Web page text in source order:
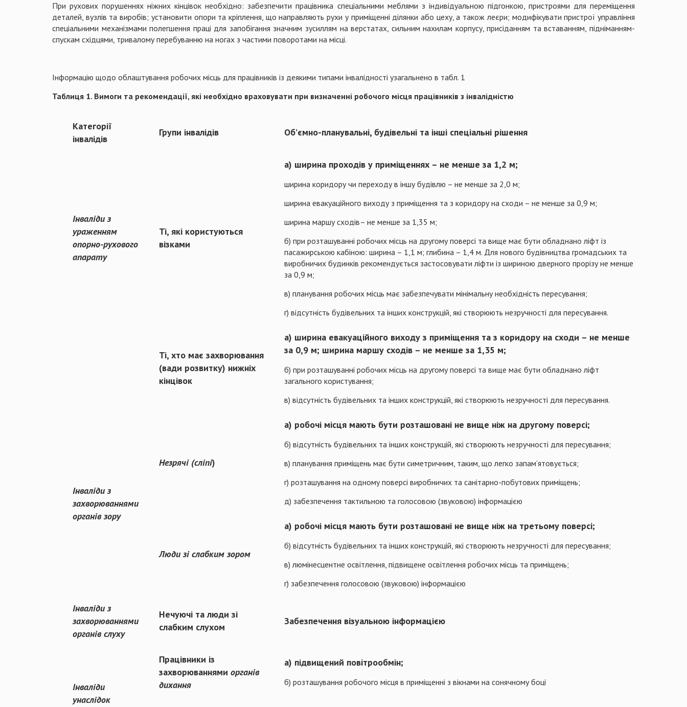
При рухових порушеннях ніжних кінцівок необхідно: забезпечити працівника спеціальними меблями з індивідуальною підгонкою, пристроями для переміщення
деталей, вузлів та виробів; установити опори та кріплення, що направляють рухи у приміщенні ділянки або цеху, а також леєри; модифікувати пристрої управління
спеціальними механізмами полегшення праці для запобігання значним зусиллям на верстатах, сильним нахилам корпусу, присіданням та вставанням, підніманням-
спускам східцями, тривалому перебуванню на ногах з частими поворотами на місці.
Інформацію щодо облаштування робочих місць для працівників із деякими типами інвалідності узагальнено в табл. 1
Таблиця 1. Вимоги та рекомендації, які необхідно враховувати при визначенні робочого місця працівників з інвалідністю
Категорії
інвалідів
Групи інвалідів Об’ємно-планувальні, будівельні та інші спеціальні рішення
Інваліди з
ураженням
опорно-рухового
апарату
Ті, які користуються
візками
а) ширина проходів у приміщеннях – не менше за 1,2 м;
ширина коридору чи переходу в іншу будівлю – не менше за 2,0 м;
ширина евакуаційного виходу з приміщення та з коридору на сходи – не менше за 0,9 м;
ширина маршу сходів– не менше за 1,35 м;
б) при розташуванні робочих місць на другому поверсі та вище має бути обладнано ліфт із
пасажирською кабіною: ширина – 1,1 м; глибина – 1,4 м. Для нового будівництва громадських та
виробничих будинків рекомендується застосовувати ліфти із шириною дверного прорізу не менше
за 0,9 м;
в) планування робочих місць має забезпечувати мінімальну необхідність пересування;
г) відсутність будівельних та інших конструкцій, які створюють незручності для пересування.
Ті, хто має захворювання
(вади розвитку) нижніх
кінцівок
а) ширина евакуаційного виходу з приміщення та з коридору на сходи – не менше
за 0,9 м; ширина маршу сходів – не менше за 1,35 м;
б) при розташуванні робочих місць на другому поверсі та вище має бути обладнано ліфт
загального користування;
в) відсутність будівельних та інших конструкцій, які створюють незручності для пересування.
Інваліди з
захворюваннями
органів зору
Незрячі (сліпі)
а) робочі місця мають бути розташовані не вище ніж на другому поверсі;
б) відсутність будівельних та інших конструкцій, які створюють незручності для пересування;
в) планування приміщень має бути симетричним, таким, що легко запам’ятовується;
г) розташування на одному поверсі виробничих та санітарно-побутових приміщень;
д) забезпечення тактильною та голосовою (звуковою) інформацією
Люди зі слабким зором
а) робочі місця мають бути розташовані не вище ніж на третьому поверсі;
б) відсутність будівельних та інших конструкцій, які створюють незручності для пересування;
в) люмінесцентне освітлення, підвищене освітлення робочих місць та приміщень;
г) забезпечення голосовою (звуковою) інформацією
Інваліди з
захворюваннями
органів слуху
Нечуючі та люди зі
слабким слухом
Забезпечення візуальною інформацією
Інваліди
унаслідок
Працівники із
захворюваннями органів
дихання
а) підвищений повітрообмін;
б) розташування робочого місця в приміщенні з вікнами на сонячному боці